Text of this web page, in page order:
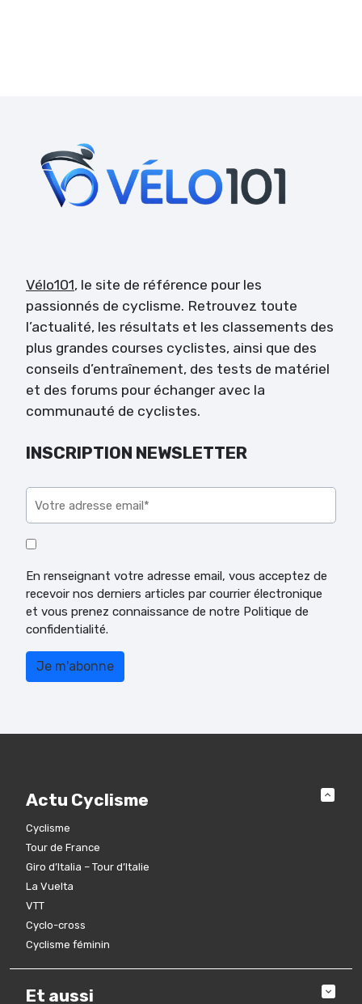
Vélo101, le site de référence pour les
passionnés de cyclisme. Retrouvez toute
l’actualité, les résultats et les classements des
plus grandes courses cyclistes, ainsi que des
conseils d’entraînement, des tests de matériel
et des forums pour échanger avec la
communauté de cyclistes.
INSCRIPTION NEWSLETTER
En renseignant votre adresse email, vous acceptez de
recevoir nos derniers articles par courrier électronique
et vous prenez connaissance de notre Politique de
confidentialité.
Actu Cyclisme
Cyclisme
Tour de France
Giro d’Italia – Tour d’Italie
La Vuelta
VTT
Cyclo-cross
Cyclisme féminin
Et aussi